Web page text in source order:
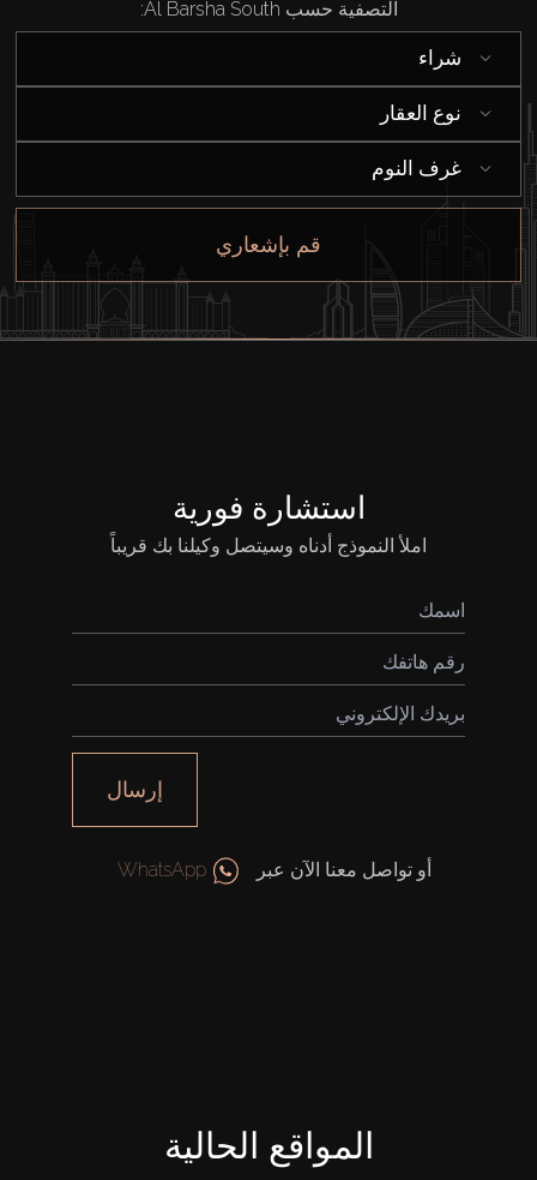
شراء
قيد الإنشاء
التصفية حسب Al Barsha South:
شراء
نوع العقار
غرف النوم
قم بإشعاري
استشارة فورية
املأ النموذج أدناه وسيتصل وكيلنا بك قريباً
إرسال
أو تواصل معنا الآن عبر WhatsApp
المواقع الحالية